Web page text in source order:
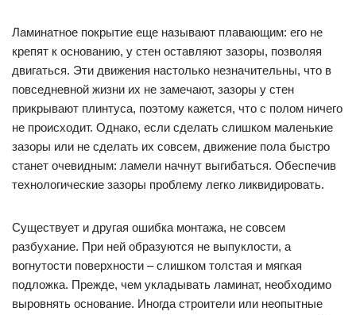
Ламинатное покрытие еще называют плавающим: его не
крепят к основанию, у стен оставляют зазоры, позволяя
двигаться. Эти движения настолько незначительны, что в
повседневной жизни их не замечают, зазоры у стен
прикрывают плинтуса, поэтому кажется, что с полом ничего
не происходит. Однако, если сделать слишком маленькие
зазоры или не сделать их совсем, движение пола быстро
станет очевидным: ламели начнут выгибаться. Обеспечив
технологические зазоры проблему легко ликвидировать.
Существует и другая ошибка монтажа, не совсем
разбухание. При ней образуются не выпуклости, а
вогнутости поверхности – слишком толстая и мягкая
подложка. Прежде, чем укладывать ламинат, необходимо
выровнять основание. Иногда строители или неопытные